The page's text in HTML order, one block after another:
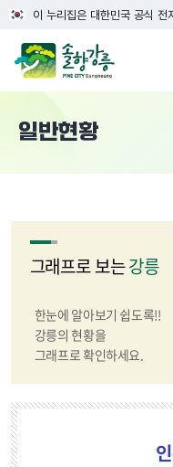
이 누리집은 대한민국 공식 전
일반현황
그래프로 보는강릉
한눈에 알아보기 쉽도록!!
강릉의 현황을
그래프로 확인하세요.